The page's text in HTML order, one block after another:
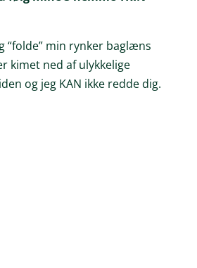
“folde” min rynker baglæns
kimet ned af ulykkelige
og jeg KAN ikke redde dig.